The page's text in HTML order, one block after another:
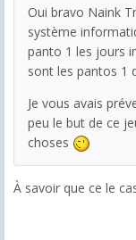
Oui bravo Naink
système
panto 1 les jours
sont les pantos 1
Je vous avais
peu le but de ce
choses
À savoir que ce le